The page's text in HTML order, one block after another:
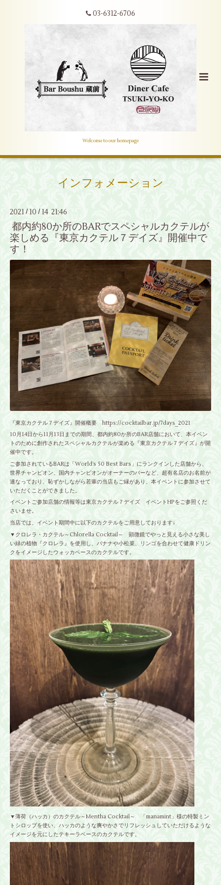
03-6312-6706
Welcome to our homepage
インフォメーション
2021 / 10 / 14 21:46
都内約80か所のBARでスペシャルカクテルが
楽しめる『東京カクテル７デイズ』開催中で
す！
『東京カクテル７デイズ』開催概要 https://cocktailbar.jp/7days_2021
10月14日から11月13日までの期間、都内約80か所のBAR店舗において、本イベン
トのために創作されたスペシャルカクテルが楽める『東京カクテル７デイズ』が開
催中です。
ご参加されているBARは「World’s 50 Best Bars」にランクインした店舗から、
世界チャンピオン、国内チャンピオンがオーナーのバーなど、超有名店のお名前が
連なっており、恥ずかしながら若輩の当店もご縁があり、本イベントに参加させて
いただくことができました。
イベントご参加店舗の情報等は東京カクテル７デイズ イベントHPをご参照くだ
さいませ。
当店では、イベント期間中に以下のカクテルをご用意しております↓
▼クロレラ・カクテル～Chlorella Cocktail～ 顕微鏡でやっと見える小さな美し
い緑の植物『クロレラ』を使用し、バナナや小松菜、リンゴを合わせて健康ドリン
クをイメージしたウォッカベースのカクテルです。
▼薄荷（ハッカ）のカクテル～Mentha Cocktail～ 「manamint 」様の特製ミン
トシロップを使い、ハッカのような爽やかさでリフレッシュしていただけるような
イメージを元にしたテキーラベースのカクテルです。